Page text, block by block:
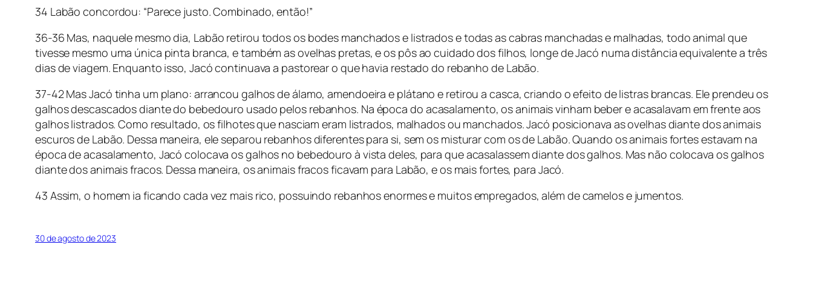
34 Labão concordou: “Parece justo. Combinado, então!”
36-36 Mas, naquele mesmo dia, Labão retirou todos os bodes manchados e listrados e todas as cabras manchadas e malhadas, todo animal que
tivesse mesmo uma única pinta branca, e também as ovelhas pretas, e os pôs ao cuidado dos filhos, longe de Jacó numa distância equivalente a três
dias de viagem. Enquanto isso, Jacó continuava a pastorear o que havia restado do rebanho de Labão.
37-42 Mas Jacó tinha um plano: arrancou galhos de álamo, amendoeira e plátano e retirou a casca, criando o efeito de listras brancas. Ele prendeu os
galhos descascados diante do bebedouro usado pelos rebanhos. Na época do acasalamento, os animais vinham beber e acasalavam em frente aos
galhos listrados. Como resultado, os filhotes que nasciam eram listrados, malhados ou manchados. Jacó posicionava as ovelhas diante dos animais
escuros de Labão. Dessa maneira, ele separou rebanhos diferentes para si, sem os misturar com os de Labão. Quando os animais fortes estavam na
época de acasalamento, Jacó colocava os galhos no bebedouro à vista deles, para que acasalassem diante dos galhos. Mas não colocava os galhos
diante dos animais fracos. Dessa maneira, os animais fracos ficavam para Labão, e os mais fortes, para Jacó.
43 Assim, o homem ia ficando cada vez mais rico, possuindo rebanhos enormes e muitos empregados, além de camelos e jumentos.
30 de agosto de 2023